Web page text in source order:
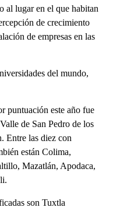
al lugar en el que habitan
de crecimiento
de empresas en las
del mundo,
puntuación este año fue
de San Pedro de los
Entre las diez con
están Colima,
Mazatlán, Apodaca,
son Tuxtla